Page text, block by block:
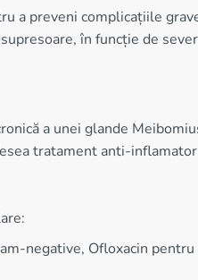
a preveni complicațiile
în funcție de
a unei glande
tratament anti-
negative, Ofloxacin